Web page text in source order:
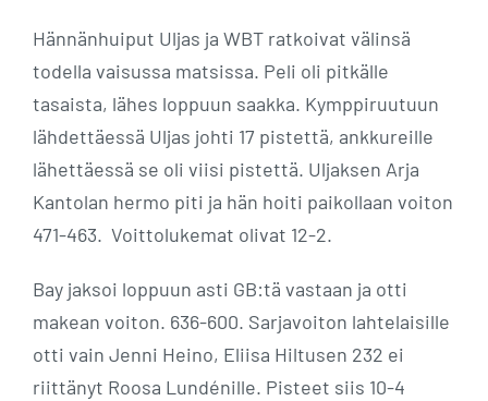
Hännänhuiput Uljas ja WBT ratkoivat välinsä
todella vaisussa matsissa. Peli oli pitkälle
tasaista, lähes loppuun saakka. Kymppiruutuun
lähdettäessä Uljas johti 17 pistettä, ankkureille
lähettäessä se oli viisi pistettä. Uljaksen Arja
Kantolan hermo piti ja hän hoiti paikollaan voiton
471-463. Voittolukemat olivat 12-2.
Bay jaksoi loppuun asti GB:tä vastaan ja otti
makean voiton. 636-600. Sarjavoiton lahtelaisille
otti vain Jenni Heino, Eliisa Hiltusen 232 ei
riittänyt Roosa Lundénille. Pisteet siis 10-4